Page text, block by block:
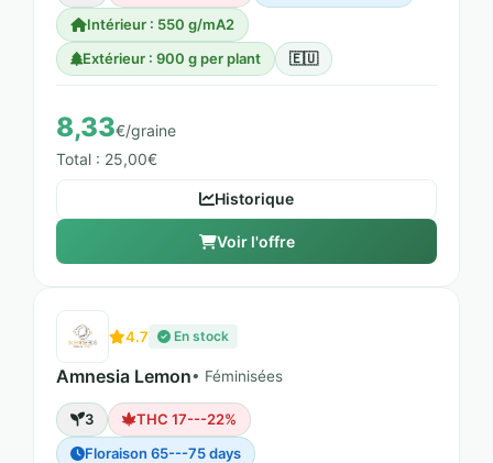
Intérieur : 550 g/mA2
Extérieur : 900 g per plant
🇪🇺
8,33€/graine
Total : 25,00€
Historique
Voir l'offre
4.7 En stock
Amnesia Lemon• Féminisées
3
THC 17---22%
Floraison 65---75 days